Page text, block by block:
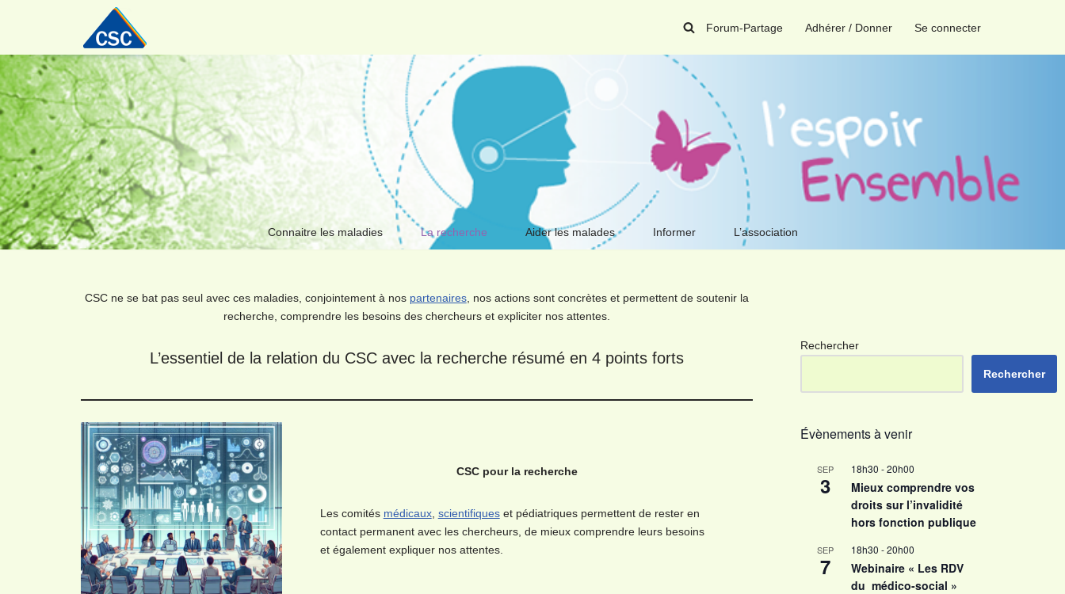
au
contenu
Forum-Partage Adhérer / Donner Se connecter
Connaitre les maladies La recherche Aider les malades Informer L’association
CSC ne se bat pas seul avec ces maladies, conjointement à nos partenaires, nos actions sont concrètes et permettent de soutenir la
recherche, comprendre les besoins des chercheurs et expliciter nos attentes.
L’essentiel de la relation du CSC avec la recherche résumé en 4 points forts
CSC pour la recherche
Les comités médicaux, scientifiqueset pédiatriques permettent de rester en
contact permanent avec les chercheurs, de mieux comprendre leurs besoins
et également expliquer nos attentes.
Rechercher
Rechercher
Évènements à venir
SEP
3
18h30 -20h00
Mieux comprendre vos
droits sur l’invalidité
hors fonction publique
SEP
7
18h30 -20h00
Webinaire « Les RDV
du médico-social »